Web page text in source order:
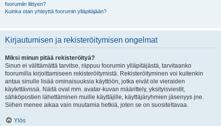
foorumiin liittyen?
Kuinka otan yhteyttä foorumin ylläpitäjään?
Kirjautumisen ja rekisteröitymisen ongelmat
Miksi minun pitää rekisteröityä?
Sinun ei välttämättä tarvitse, riippuu foorumin ylläpitäjästä, tarvitaanko
foorumilla kirjoittamiseen rekisteröitymistä. Rekisteröityminen voi kuitenkin
antaa sinulle lisää ominaisuuksia käyttöön, jotka eivät ole vieraiden
käytettävissä. Näitä ovat mm. avatar-kuvan määrittely, yksityisviestit,
sähköpostien lähettäminen muille käyttäjille, käyttäjäryhmien jäsenyys jne.
Siihen menee aikaa vain muutamia hetkiä, joten se on suositeltavaa.
Ylös